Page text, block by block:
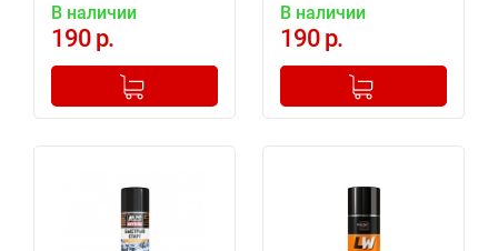
В наличии
190 р.
+
Добавлено в корзину
В наличии
190 р.
+
Добавлено в корзину